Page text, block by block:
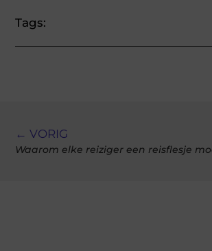
Tags:
← VORIG
Waarom elke reiziger een reisflesje